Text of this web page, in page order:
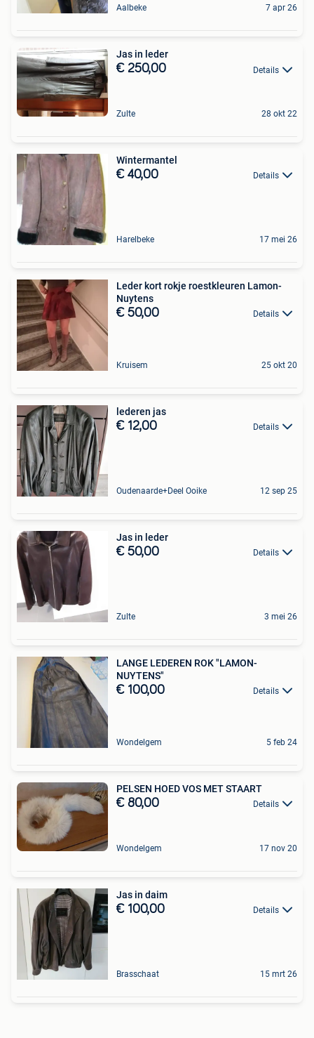
Aalbeke 7 apr 26
Jas in leder
€ 250,00 Details
Zulte 28 okt 22
Wintermantel
€ 40,00 Details
Harelbeke 17 mei 26
Leder kort rokje roestkleuren Lamon-
Nuytens
€ 50,00 Details
Kruisem 25 okt 20
lederen jas
€ 12,00 Details
Oudenaarde+Deel Ooike 12 sep 25
Jas in leder
€ 50,00 Details
Zulte 3 mei 26
LANGE LEDEREN ROK "LAMON-
NUYTENS"
€ 100,00 Details
Wondelgem 5 feb 24
PELSEN HOED VOS MET STAART
€ 80,00 Details
Wondelgem 17 nov 20
Jas in daim
€ 100,00 Details
Brasschaat 15 mrt 26